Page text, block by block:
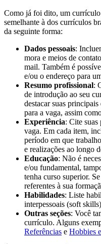
Como já foi dito, um currículo
semelhante à dos currículos
da seguinte forma:
Dados pessoais:
mora e meios de
mail. Também é
e/ou o endereço para
Resumo profissional:
de introdução ao seu
destacar suas
para a vaga, assim
Experiência: Cite suas
vaga. Em cada item,
período em que
e realizações ao longo
Educação: Não é
e/ou fundamental,
tenha curso superior.
referentes à sua
Habilidades: Liste
interpessoais (soft
Outras seções: Você
currículo. Alguns
Referências e Hobbies